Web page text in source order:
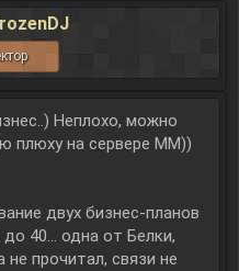
Неплохо, можно
плюху на сервере ММ))
двух бизнес-планов
40... одна от Белки,
прочитал, связи не